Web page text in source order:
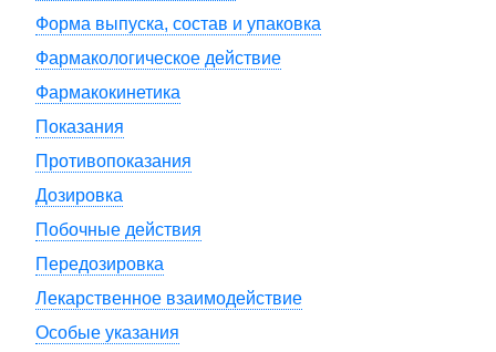
Форма выпуска, состав и упаковка
Фармакологическое действие
Фармакокинетика
Показания
Противопоказания
Дозировка
Побочные действия
Передозировка
Лекарственное взаимодействие
Особые указания